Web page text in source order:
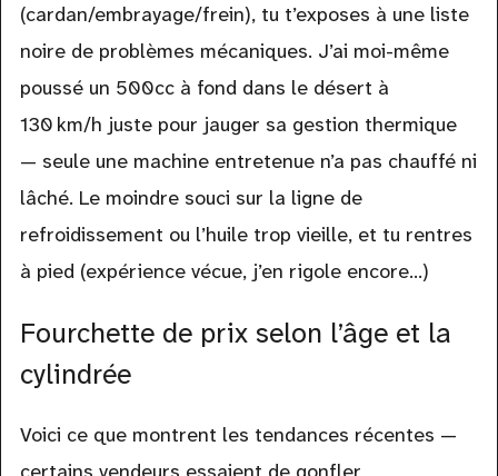
(cardan/embrayage/frein), tu t’exposes à une liste
noire de problèmes mécaniques. J’ai moi-même
poussé un 500cc à fond dans le désert à
130 km/h juste pour jauger sa gestion thermique
— seule une machine entretenue n’a pas chauffé ni
lâché. Le moindre souci sur la ligne de
refroidissement ou l’huile trop vieille, et tu rentres
à pied (expérience vécue, j’en rigole encore…)
Fourchette de prix selon l’âge et la
cylindrée
Voici ce que montrent les tendances récentes —